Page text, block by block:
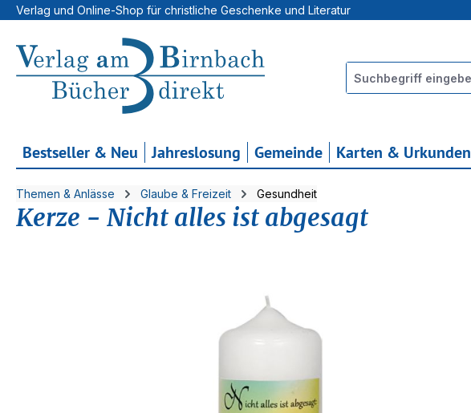
Hauptinhalt springen
Zur Suche springen
Zur Hauptnavigation springen
Verlag und Online-Shop für christliche Geschenke und Literatur
Bestseller & Neu Jahreslosung Gemeinde Karten & Urkunden
Themen & Anlässe Glaube & Freizeit Gesundheit
Kerze - Nicht alles ist abgesagt